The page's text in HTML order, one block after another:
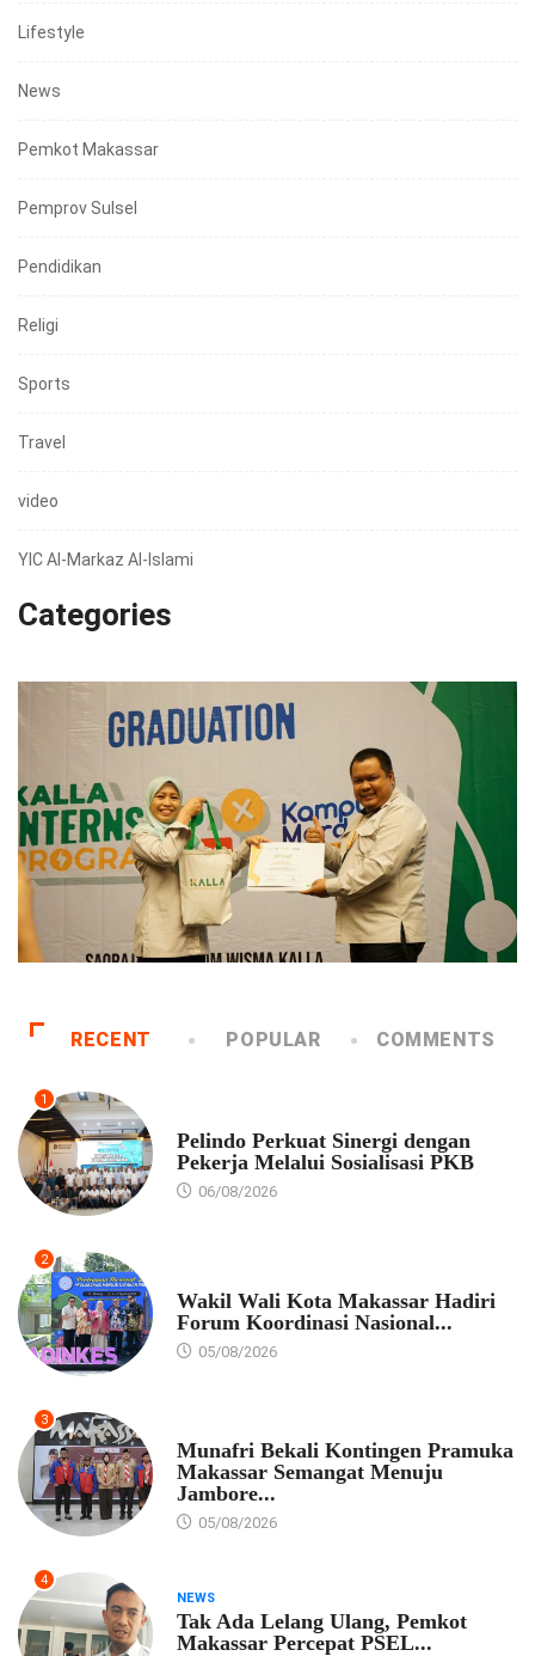
Lifestyle
News
Pemkot Makassar
Pemprov Sulsel
Pendidikan
Religi
Sports
Travel
video
YIC Al-Markaz Al-Islami
Categories
RECENT POPULAR COMMENTS
1
Pelindo Perkuat Sinergi dengan
Pekerja Melalui Sosialisasi PKB
06/08/2026
2
Wakil Wali Kota Makassar Hadiri
Forum Koordinasi Nasional...
05/08/2026
3
Munafri Bekali Kontingen Pramuka
Makassar Semangat Menuju
Jambore...
05/08/2026
4
NEWS
Tak Ada Lelang Ulang, Pemkot
Makassar Percepat PSEL...